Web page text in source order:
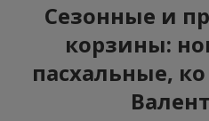
Сезонные и
корзины:
пасхальные,